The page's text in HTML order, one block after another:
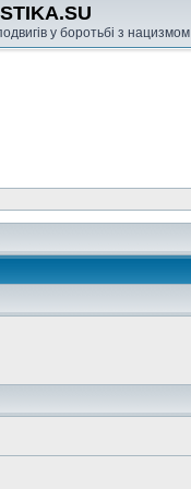
у боротьбі з нацизмом